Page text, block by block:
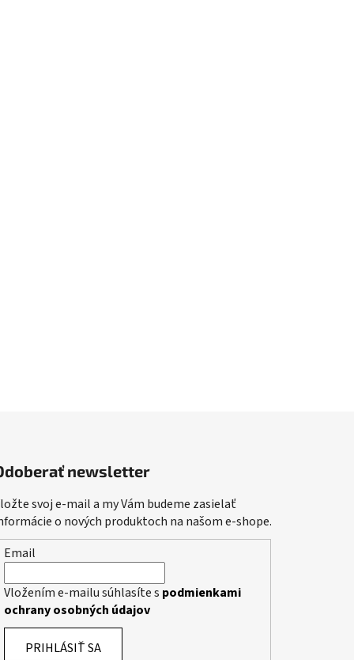
newsletter
svoj e-mail a my Vám budeme zasielať
o nových produktoch na našom e-shope.
Email
Vložením e-mailu súhlasíte s podmienkami
ochrany osobných údajov
PRIHLÁSIŤ SA